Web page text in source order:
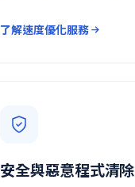
了解速度優化服務
安全與惡意程式清除